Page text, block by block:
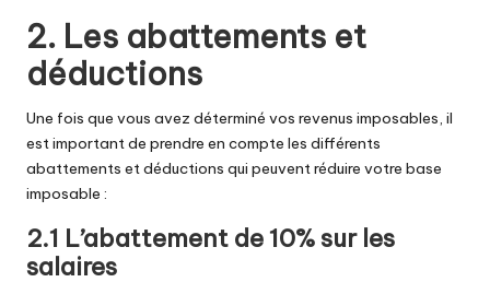
2. Les abattements et
déductions
Une fois que vous avez déterminé vos revenus imposables, il
est important de prendre en compte les différents
abattements et déductions qui peuvent réduire votre base
imposable :
2.1 L’abattement de 10% sur les
salaires